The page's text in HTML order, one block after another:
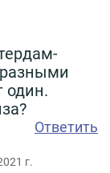
один.
Ответить
г.